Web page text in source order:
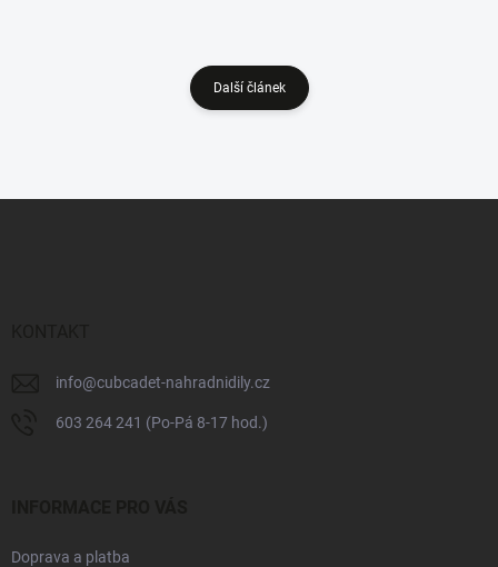
Další článek
info@cubcadet-nahradnidily.cz
603 264 241 (Po-Pá 8-17 hod.)
Doprava a platba